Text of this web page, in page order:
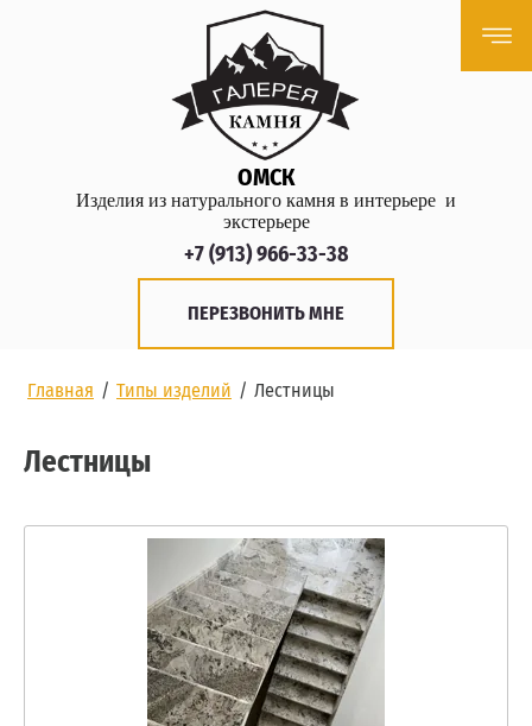
ОМСК
Изделия из натурального камня в интерьере и
экстерьере
+7 (913) 966-33-38
ПЕРЕЗВОНИТЬ МНЕ
Главная / Типы изделий / Лестницы
Лестницы